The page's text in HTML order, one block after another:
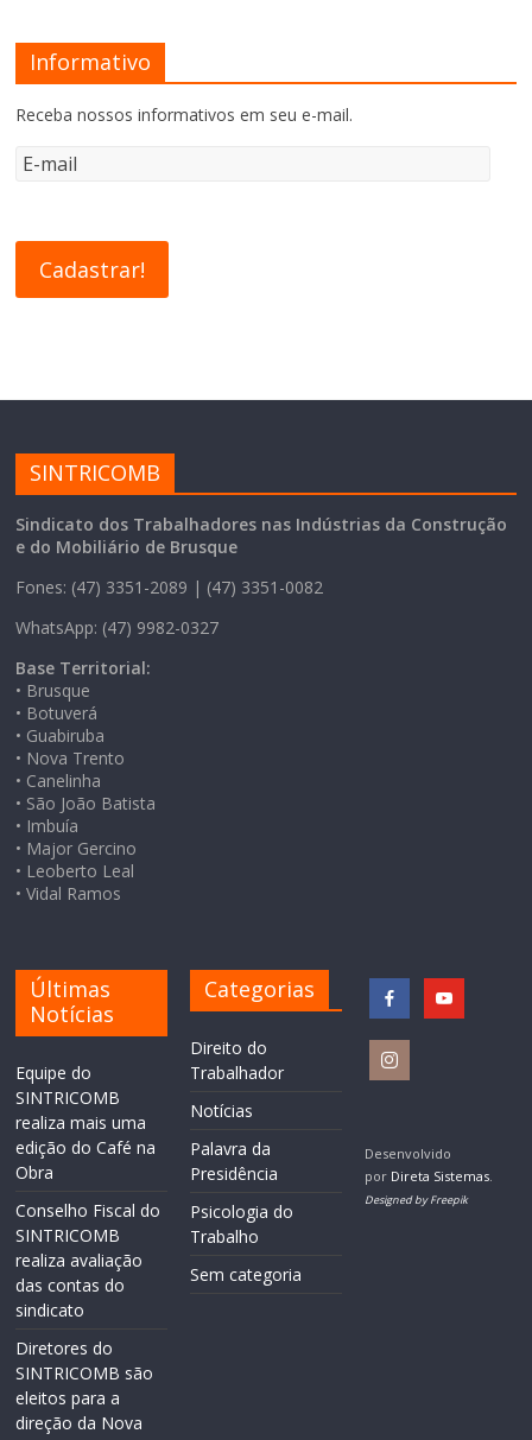
Informativo
Receba nossos informativos em seu e-mail.
SINTRICOMB
Sindicato dos Trabalhadores nas Indústrias da Construção
e do Mobiliário de Brusque
Fones: (47) 3351-2089 | (47) 3351-0082
WhatsApp: (47) 9982-0327
Base Territorial:
• Brusque
• Botuverá
• Guabiruba
• Nova Trento
• Canelinha
• São João Batista
• Imbuía
• Major Gercino
• Leoberto Leal
• Vidal Ramos
Últimas
Notícias
Equipe do
SINTRICOMB
realiza mais uma
edição do Café na
Obra
Conselho Fiscal do
SINTRICOMB
realiza avaliação
das contas do
sindicato
Diretores do
SINTRICOMB são
eleitos para a
direção da Nova
Categorias
Direito do
Trabalhador
Notícias
Palavra da
Presidência
Psicologia do
Trabalho
Sem categoria
Desenvolvido
por Direta Sistemas.
Designed by Freepik